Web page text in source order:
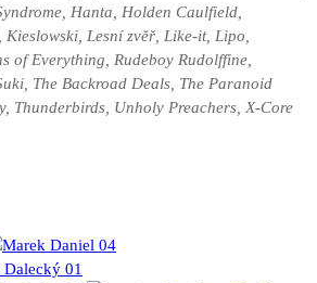
Hanta, Holden Caulfield,
Lesní zvěř, Like-it, Lipo,
of Everything, Rudeboy Rudolffine,
The Backroad Deals, The Paranoid
Thunderbirds, Unholy Preachers, X-Core